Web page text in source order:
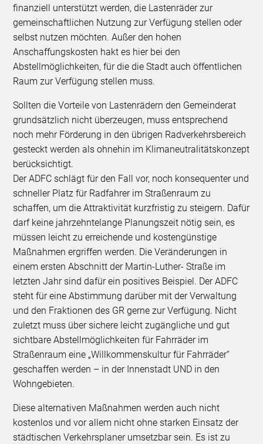
finanziell unterstützt werden, die Lastenräder zur
gemeinschaftlichen Nutzung zur Verfügung stellen oder
selbst nutzen möchten. Außer den hohen
Anschaffungskosten hakt es hier bei den
Abstellmöglichkeiten, für die die Stadt auch öffentlichen
Raum zur Verfügung stellen muss.
Sollten die Vorteile von Lastenrädern den Gemeinderat
grundsätzlich nicht überzeugen, muss entsprechend
noch mehr Förderung in den übrigen Radverkehrsbereich
gesteckt werden als ohnehin im Klimaneutralitätskonzept
berücksichtigt.
Der ADFC schlägt für den Fall vor, noch konsequenter und
schneller Platz für Radfahrer im Straßenraum zu
schaffen, um die Attraktivität kurzfristig zu steigern. Dafür
darf keine jahrzehntelange Planungszeit nötig sein, es
müssen leicht zu erreichende und kostengünstige
Maßnahmen ergriffen werden. Die Veränderungen in
einem ersten Abschnitt der Martin-Luther- Straße im
letzten Jahr sind dafür ein positives Beispiel. Der ADFC
steht für eine Abstimmung darüber mit der Verwaltung
und den Fraktionen des GR gerne zur Verfügung. Nicht
zuletzt muss über sichere leicht zugängliche und gut
sichtbare Abstellmöglichkeiten für Fahrräder im
Straßenraum eine „Willkommenskultur für Fahrräder“
geschaffen werden – in der Innenstadt UND in den
Wohngebieten.
Diese alternativen Maßnahmen werden auch nicht
kostenlos und vor allem nicht ohne starken Einsatz der
städtischen Verkehrsplaner umsetzbar sein. Es ist zu